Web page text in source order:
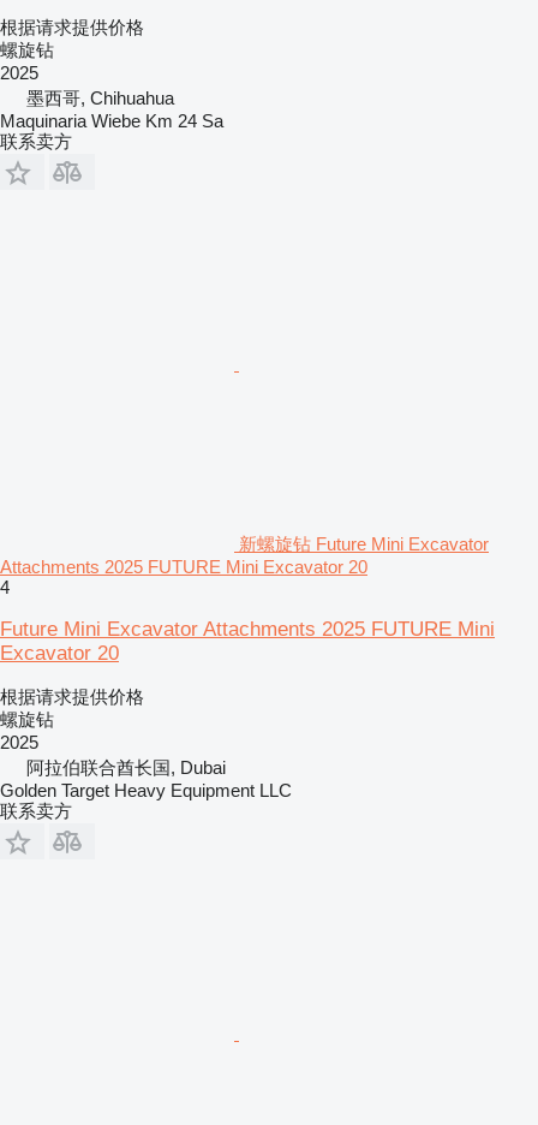
根据请求提供价格
螺旋钻
2025
墨西哥, Chihuahua
Maquinaria Wiebe Km 24 Sa
联系卖方
新螺旋钻 Future Mini Excavator
Attachments 2025 FUTURE Mini Excavator 20
4
Future Mini Excavator Attachments 2025 FUTURE Mini
Excavator 20
根据请求提供价格
螺旋钻
2025
阿拉伯联合酋长国, Dubai
Golden Target Heavy Equipment LLC
联系卖方